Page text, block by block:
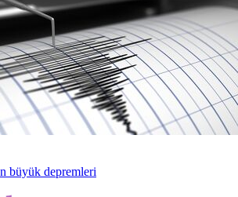
büyük depremleri